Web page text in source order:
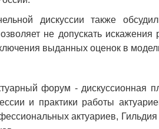
дискуссии также
не допускать
выданных оценок в
форум - дискуссионная
и практики работы
актуариев,